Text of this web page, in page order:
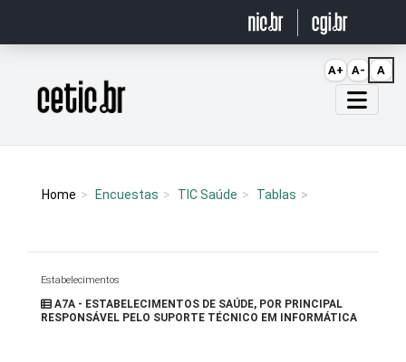
Página inicial
Home Encuestas TIC Saúde Tablas
Estabelecimentos
A7A - ESTABELECIMENTOS DE SAÚDE, POR PRINCIPAL
RESPONSÁVEL PELO SUPORTE TÉCNICO EM INFORMÁTICA
A+ A- A